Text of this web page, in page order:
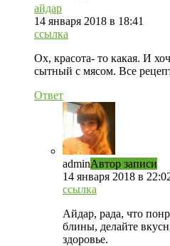
айдар
14 января 2018 в 18:41
ссылка
Ох, красота- то какая. И
сытный с мясом. Все
Ответ
adminАвтор записи
14 января 2018 в
ссылка
Айдар, рада, что
блины, делайте
здоровье.